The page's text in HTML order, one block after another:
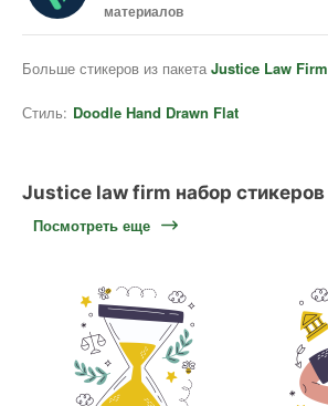
материалов
Больше стикеров из пакета Justice Law Firm
Стиль: Doodle Hand Drawn Flat
Justice law firm набор стикеров
Посмотреть еще